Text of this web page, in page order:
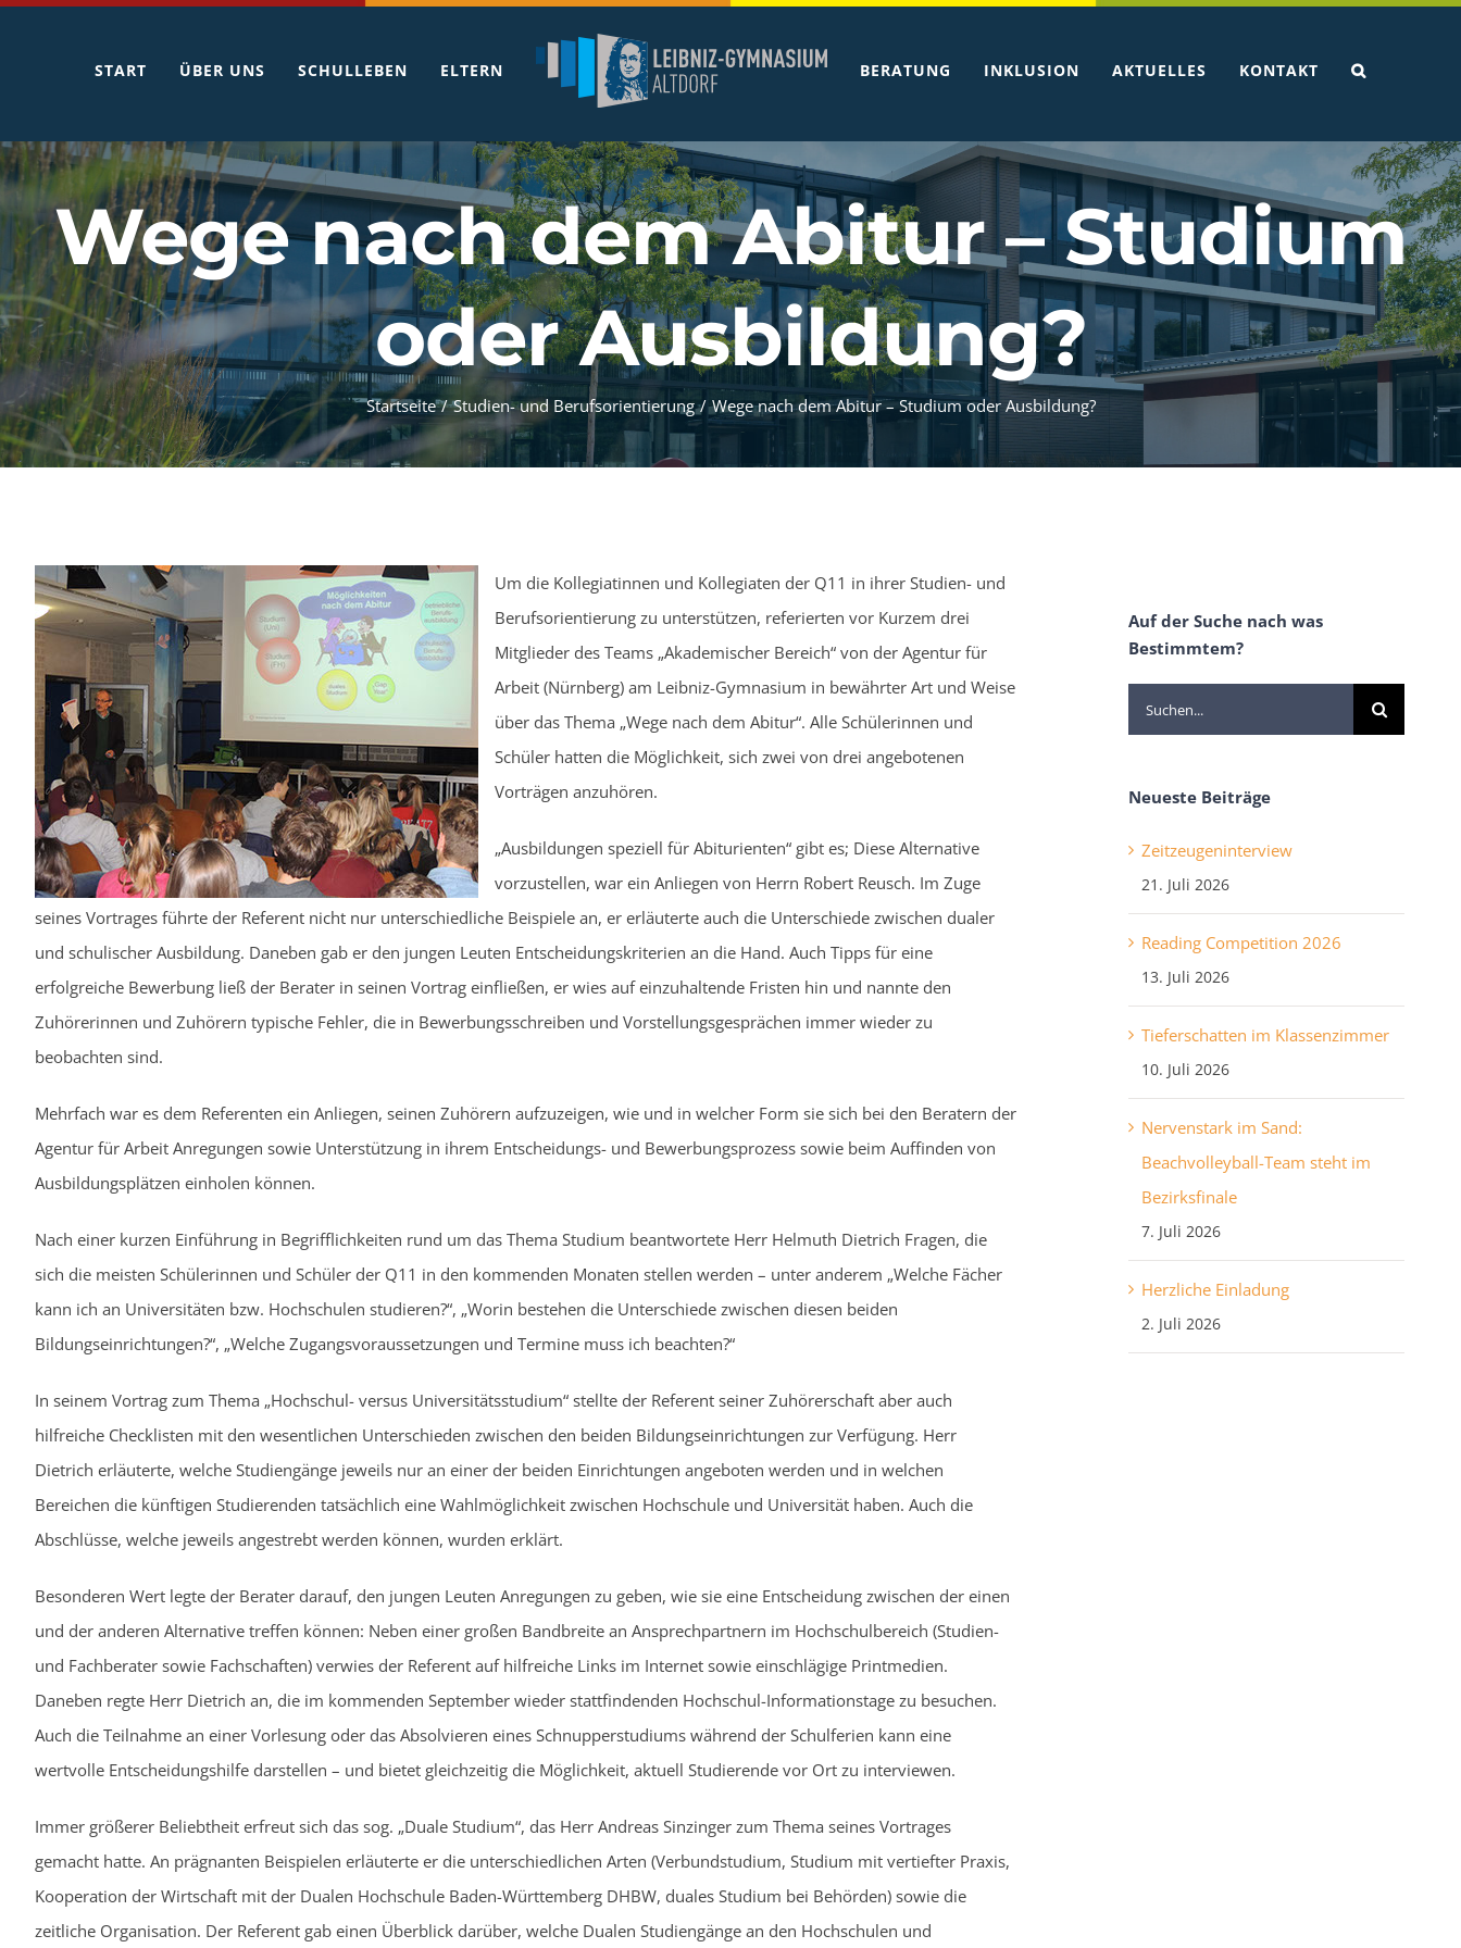
START ÜBER UNS SCHULLEBEN ELTERN BERATUNG INKLUSION AKTUELLES KONTAKT
Wege nach dem Abitur – Studium
oder Ausbildung?
Startseite / Studien- und Berufsorientierung / Wege nach dem Abitur – Studium oder Ausbildung?
Um die Kollegiatinnen und Kollegiaten der Q11 in ihrer Studien- und
Berufsorientierung zu unterstützen, referierten vor Kurzem drei
Mitglieder des Teams „Akademischer Bereich“ von der Agentur für
Arbeit (Nürnberg) am Leibniz-Gymnasium in bewährter Art und Weise
über das Thema „Wege nach dem Abitur“. Alle Schülerinnen und
Schüler hatten die Möglichkeit, sich zwei von drei angebotenen
Vorträgen anzuhören.
„Ausbildungen speziell für Abiturienten“ gibt es; Diese Alternative
vorzustellen, war ein Anliegen von Herrn Robert Reusch. Im Zuge
seines Vortrages führte der Referent nicht nur unterschiedliche Beispiele an, er erläuterte auch die Unterschiede zwischen dualer
und schulischer Ausbildung. Daneben gab er den jungen Leuten Entscheidungskriterien an die Hand. Auch Tipps für eine
erfolgreiche Bewerbung ließ der Berater in seinen Vortrag einfließen, er wies auf einzuhaltende Fristen hin und nannte den
Zuhörerinnen und Zuhörern typische Fehler, die in Bewerbungsschreiben und Vorstellungsgesprächen immer wieder zu
beobachten sind.
Mehrfach war es dem Referenten ein Anliegen, seinen Zuhörern aufzuzeigen, wie und in welcher Form sie sich bei den Beratern der
Agentur für Arbeit Anregungen sowie Unterstützung in ihrem Entscheidungs- und Bewerbungsprozess sowie beim Auffinden von
Ausbildungsplätzen einholen können.
Nach einer kurzen Einführung in Begrifflichkeiten rund um das Thema Studium beantwortete Herr Helmuth Dietrich Fragen, die
sich die meisten Schülerinnen und Schüler der Q11 in den kommenden Monaten stellen werden – unter anderem „Welche Fächer
kann ich an Universitäten bzw. Hochschulen studieren?“, „Worin bestehen die Unterschiede zwischen diesen beiden
Bildungseinrichtungen?“, „Welche Zugangsvoraussetzungen und Termine muss ich beachten?“
In seinem Vortrag zum Thema „Hochschul- versus Universitätsstudium“ stellte der Referent seiner Zuhörerschaft aber auch
hilfreiche Checklisten mit den wesentlichen Unterschieden zwischen den beiden Bildungseinrichtungen zur Verfügung. Herr
Dietrich erläuterte, welche Studiengänge jeweils nur an einer der beiden Einrichtungen angeboten werden und in welchen
Bereichen die künftigen Studierenden tatsächlich eine Wahlmöglichkeit zwischen Hochschule und Universität haben. Auch die
Abschlüsse, welche jeweils angestrebt werden können, wurden erklärt.
Besonderen Wert legte der Berater darauf, den jungen Leuten Anregungen zu geben, wie sie eine Entscheidung zwischen der einen
und der anderen Alternative treffen können: Neben einer großen Bandbreite an Ansprechpartnern im Hochschulbereich (Studien-
und Fachberater sowie Fachschaften) verwies der Referent auf hilfreiche Links im Internet sowie einschlägige Printmedien.
Daneben regte Herr Dietrich an, die im kommenden September wieder stattfindenden Hochschul-Informationstage zu besuchen.
Auch die Teilnahme an einer Vorlesung oder das Absolvieren eines Schnupperstudiums während der Schulferien kann eine
wertvolle Entscheidungshilfe darstellen – und bietet gleichzeitig die Möglichkeit, aktuell Studierende vor Ort zu interviewen.
Immer größerer Beliebtheit erfreut sich das sog. „Duale Studium“, das Herr Andreas Sinzinger zum Thema seines Vortrages
gemacht hatte. An prägnanten Beispielen erläuterte er die unterschiedlichen Arten (Verbundstudium, Studium mit vertiefter Praxis,
Kooperation der Wirtschaft mit der Dualen Hochschule Baden-Württemberg DHBW, duales Studium bei Behörden) sowie die
zeitliche Organisation. Der Referent gab einen Überblick darüber, welche Dualen Studiengänge an den Hochschulen und
Auf der Suche nach was
Bestimmtem?
Suche
nach:
Neueste Beiträge
Zeitzeugeninterview
21. Juli 2026
Reading Competition 2026
13. Juli 2026
Tieferschatten im Klassenzimmer
10. Juli 2026
Nervenstark im Sand:
Beachvolleyball-Team steht im
Bezirksfinale
7. Juli 2026
Herzliche Einladung
2. Juli 2026